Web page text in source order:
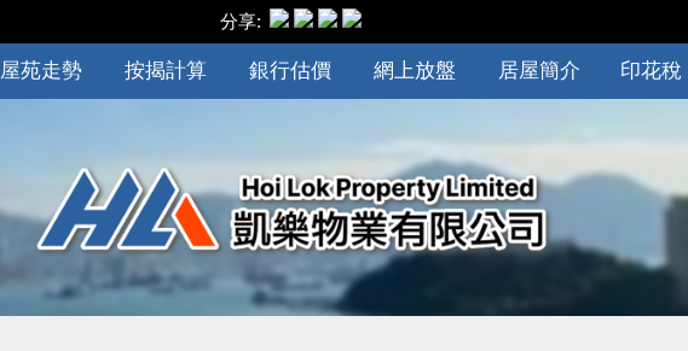
分享:
屋苑走勢 按揭計算 銀行估價 網上放盤 居屋簡介 印花稅